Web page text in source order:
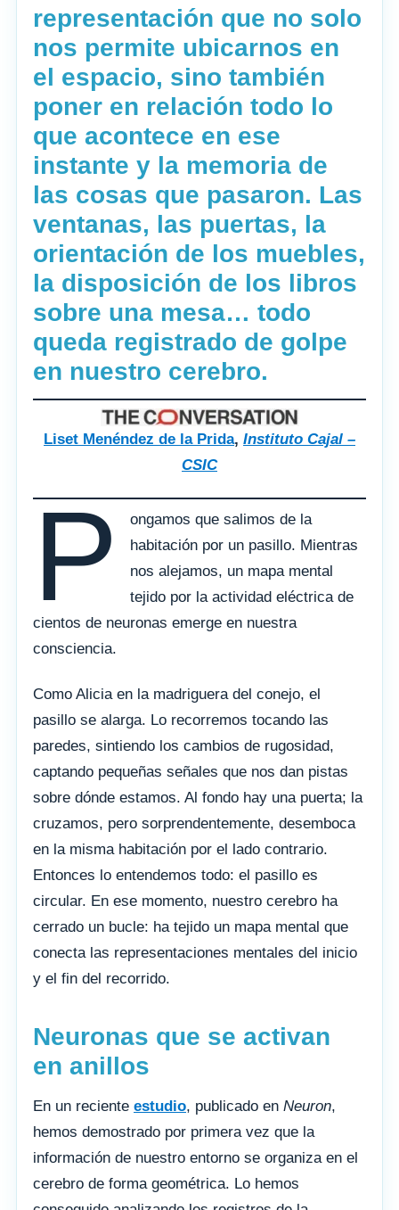
representación que no solo
nos permite ubicarnos en
el espacio, sino también
poner en relación todo lo
que acontece en ese
instante y la memoria de
las cosas que pasaron. Las
ventanas, las puertas, la
orientación de los muebles,
la disposición de los libros
sobre una mesa… todo
queda registrado de golpe
en nuestro cerebro.
Liset Menéndez de la Prida, Instituto Cajal –
CSIC
P
ongamos que salimos de la
habitación por un pasillo. Mientras
nos alejamos, un mapa mental
tejido por la actividad eléctrica de
cientos de neuronas emerge en nuestra
consciencia.
Como Alicia en la madriguera del conejo, el
pasillo se alarga. Lo recorremos tocando las
paredes, sintiendo los cambios de rugosidad,
captando pequeñas señales que nos dan pistas
sobre dónde estamos. Al fondo hay una puerta; la
cruzamos, pero sorprendentemente, desemboca
en la misma habitación por el lado contrario.
Entonces lo entendemos todo: el pasillo es
circular. En ese momento, nuestro cerebro ha
cerrado un bucle: ha tejido un mapa mental que
conecta las representaciones mentales del inicio
y el fin del recorrido.
Neuronas que se activan
en anillos
En un reciente estudio, publicado en Neuron,
hemos demostrado por primera vez que la
información de nuestro entorno se organiza en el
cerebro de forma geométrica. Lo hemos